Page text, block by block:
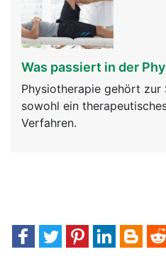
Was passiert in der
Physiotherapie gehört zur
sowohl ein
Verfahren.